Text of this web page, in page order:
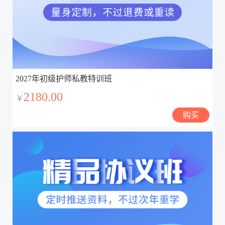
2027年初级护师私教特训班
￥ 2180.00
购买